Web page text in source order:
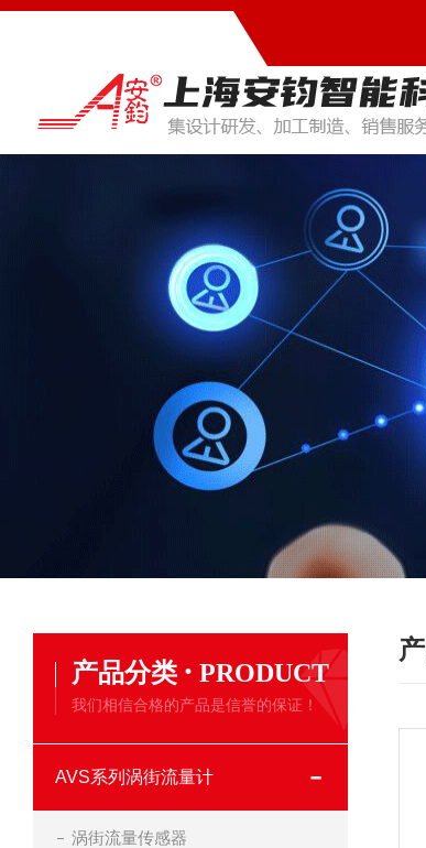
产品分类 · PRODUCT
我们相信合格的产品是信誉的保证！
AVS系列涡街流量计
涡街流量传感器